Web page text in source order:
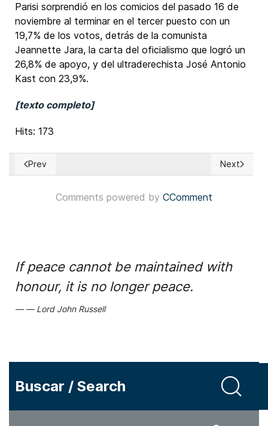
Parisi sorprendió en los comicios del pasado 16 de
noviembre al terminar en el tercer puesto con un
19,7% de los votos, detrás de la comunista
Jeannette Jara, la carta del oficialismo que logró un
26,8% de apoyo, y del ultraderechista José Antonio
Kast con 23,9%.
[texto completo]
Hits: 173
Previous article: Honduras: Consejo Nacional Electoral dijo
Prev Next
Next
Comments powered by CComment
If peace cannot be maintained with
honour, it is no longer peace.
Lord John Russell
Buscar / Search